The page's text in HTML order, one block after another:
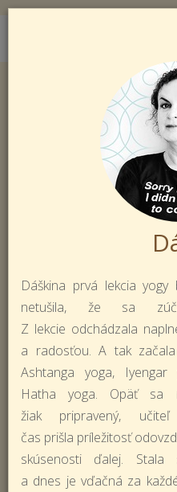
Dáškina prvá lekcia
netušila, že sa
Z lekcie odchádzala
a radosťou. A tak
Ashtanga yoga,
Hatha yoga. Opäť
žiak pripravený,
čas prišla príležitosť
skúsenosti ďalej. Stala
a dnes je vďačná za